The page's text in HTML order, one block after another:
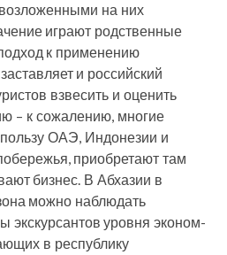
на них
играют родственные
к применению
и российский
взвесить и оценить
– к сожалению, многие
ОАЭ, Индонезии и
приобретают там
бизнес. В Абхазии в
можно наблюдать
экскурсантов уровня эконом-
в республику